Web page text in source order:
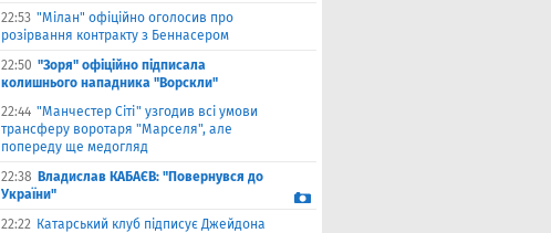
22:53 "Мілан" офіційно оголосив про
розірвання контракту з Беннасером
22:50 "Зоря" офіційно підписала
колишнього нападника "Ворскли"
22:44 "Манчестер Сіті" узгодив всі умови
трансферу воротаря "Марселя", але
попереду ще медогляд
22:38 Владислав КАБАЄВ: "Повернувся до
України"
22:22 Катарський клуб підписує Джейдона